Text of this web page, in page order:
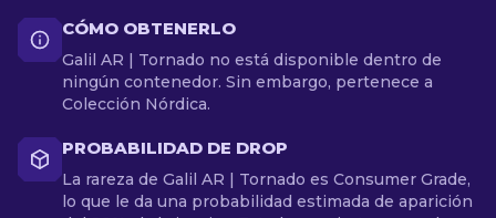
CÓMO OBTENERLO
Galil AR | Tornado no está disponible dentro de
ningún contenedor. Sin embargo, pertenece a
Colección Nórdica.
PROBABILIDAD DE DROP
La rareza de Galil AR | Tornado es Consumer Grade,
lo que le da una probabilidad estimada de aparición